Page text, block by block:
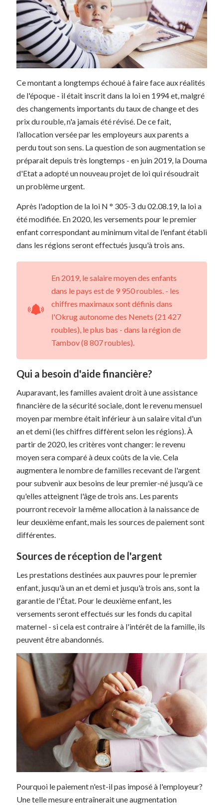
Ce montant a longtemps échoué à faire face aux réalités
de l'époque - il était inscrit dans la loi en 1994 et, malgré
des changements importants du taux de change et des
prix du rouble, n'a jamais été révisé. De ce fait,
l’allocation versée par les employeurs aux parents a
perdu tout son sens. La question de son augmentation se
préparait depuis très longtemps - en juin 2019, la Douma
d'Etat a adopté un nouveau projet de loi qui résoudrait
un problème urgent.
Après l'adoption de la loi N ° 305-З du 02.08.19, la loi a
été modifiée. En 2020, les versements pour le premier
enfant correspondant au minimum vital de l'enfant établi
dans les régions seront effectués jusqu'à trois ans.
En 2019, le salaire moyen des enfants
dans le pays est de 9 950 roubles. - les
chiffres maximaux sont définis dans
l'Okrug autonome des Nenets (21 427
roubles), le plus bas - dans la région de
Tambov (8 807 roubles).
Qui a besoin d'aide financière?
Auparavant, les familles avaient droit à une assistance
financière de la sécurité sociale, dont le revenu mensuel
moyen par membre était inférieur à un salaire vital d'un
an et demi (les chiffres diffèrent selon les régions). À
partir de 2020, les critères vont changer: le revenu
moyen sera comparé à deux coûts de la vie. Cela
augmentera le nombre de familles recevant de l'argent
pour subvenir aux besoins de leur premier-né jusqu'à ce
qu'elles atteignent l'âge de trois ans. Les parents
pourront recevoir la même allocation à la naissance de
leur deuxième enfant, mais les sources de paiement sont
différentes.
Sources de réception de l'argent
Les prestations destinées aux pauvres pour le premier
enfant, jusqu'à un an et demi et jusqu'à trois ans, sont la
garantie de l'État. Pour le deuxième enfant, les
versements seront effectués sur les fonds du capital
maternel - si cela est contraire à l'intérêt de la famille, ils
peuvent être abandonnés.
Pourquoi le paiement n'est-il pas imposé à l'employeur?
Une telle mesure entraînerait une augmentation